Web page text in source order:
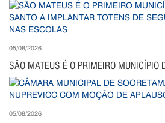
05/08/2026
SÃO MATEUS É O PRIMEIRO MUNICÍPIO
05/08/2026